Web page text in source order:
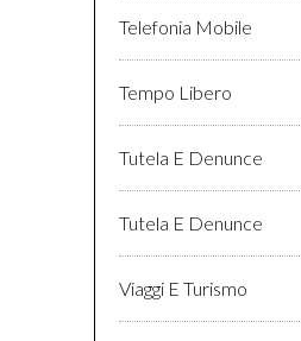
Telefonia Mobile
Tempo Libero
Tutela E Denunce
Tutela E Denunce
Viaggi E Turismo